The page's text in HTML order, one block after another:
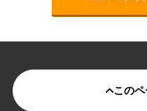
この